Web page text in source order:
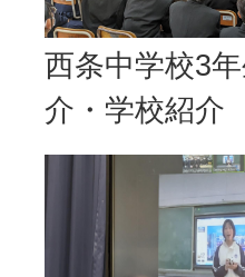
西条中学校3
介・学校紹介